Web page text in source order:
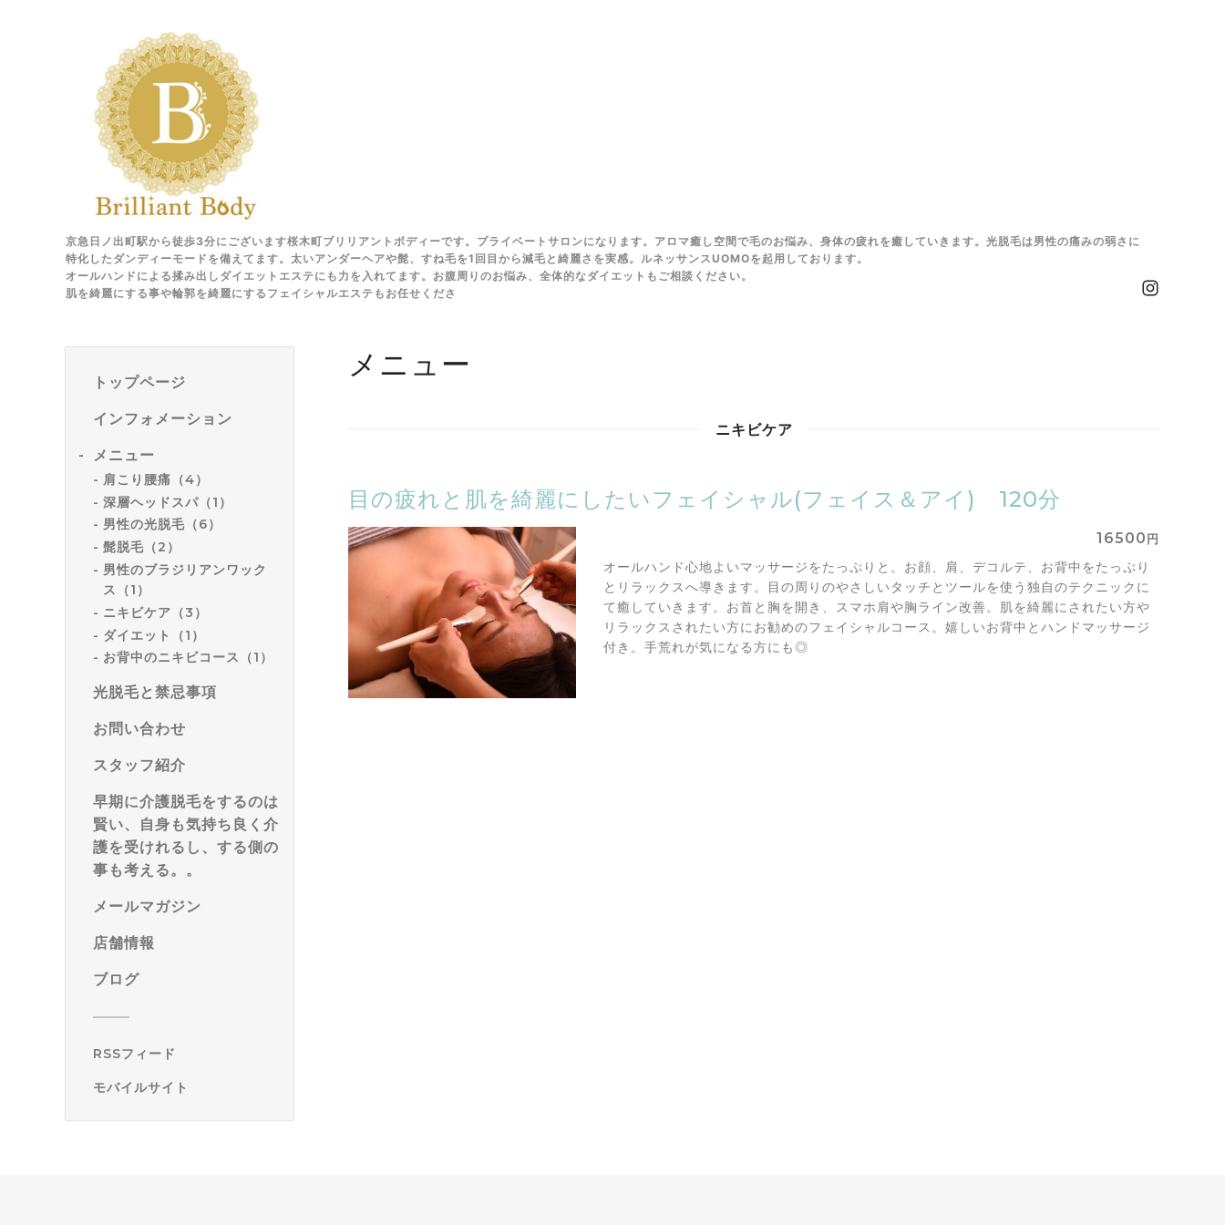
京急日ノ出町駅から徒歩3分にございます桜木町ブリリアントボディーです。プライベートサロンになります。アロマ癒し空間で毛のお悩み、身体の疲れを癒していきます。光脱毛は男性の痛みの弱さに
特化したダンディーモードを備えてます。太いアンダーヘアや髭、すね毛を1回目から減毛と綺麗さを実感。ルネッサンスUOMOを起用しております。
オールハンドによる揉み出しダイエットエステにも力を入れてます。お腹周りのお悩み、全体的なダイエットもご相談ください。
肌を綺麗にする事や輪郭を綺麗にするフェイシャルエステもお任せくださ
トップページ
インフォメーション
メニュー
肩こり腰痛（4）
深層ヘッドスパ（1）
男性の光脱毛（6）
髭脱毛（2）
男性のブラジリアンワック
ス（1）
ニキビケア（3）
ダイエット（1）
お背中のニキビコース（1）
光脱毛と禁忌事項
お問い合わせ
スタッフ紹介
早期に介護脱毛をするのは
賢い、自身も気持ち良く介
護を受けれるし、する側の
事も考える。。
メールマガジン
店舗情報
ブログ
RSSフィード
モバイルサイト
メニュー
ニキビケア
目の疲れと肌を綺麗にしたいフェイシャル(フェイス＆アイ) 120分
16500 円
オールハンド心地よいマッサージをたっぷりと。お顔、肩、デコルテ、お背中をたっぷり
とリラックスへ導きます。目の周りのやさしいタッチとツールを使う独自のテクニックに
て癒していきます。お首と胸を開き、スマホ肩や胸ライン改善。肌を綺麗にされたい方や
リラックスされたい方にお勧めのフェイシャルコース。嬉しいお背中とハンドマッサージ
付き。手荒れが気になる方にも◎